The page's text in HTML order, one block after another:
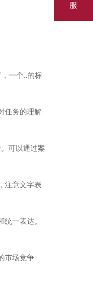
一个..的标
任务的理解
可以通过案
注意文字表
一表达。
市场竞争
服